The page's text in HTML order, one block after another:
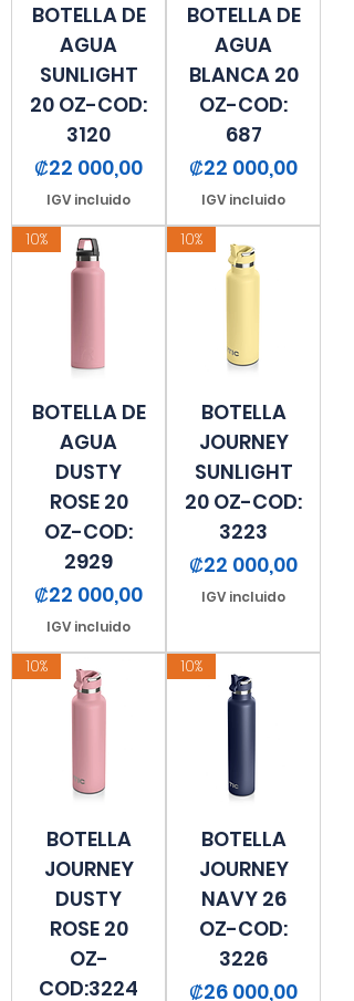
BOTELLA DE
AGUA
SUNLIGHT
20 OZ-COD:
3120
Precio
₡22 000,00
IGV incluido
BOTELLA DE
AGUA
BLANCA 20
OZ-COD:
687
Precio
₡22 000,00
IGV incluido
10%
BOTELLA DE
AGUA
DUSTY
ROSE 20
OZ-COD:
2929
Precio
₡22 000,00
IGV incluido
10%
BOTELLA
JOURNEY
SUNLIGHT
20 OZ-COD:
3223
Precio
₡22 000,00
IGV incluido
10%
BOTELLA
JOURNEY
DUSTY
ROSE 20
OZ-
COD:3224
10%
BOTELLA
JOURNEY
NAVY 26
OZ-COD:
3226
Precio
₡26 000,00